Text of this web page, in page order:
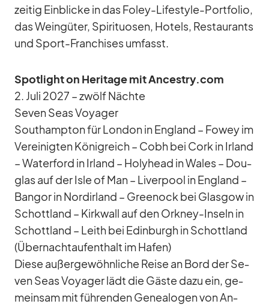
zei­tig Ein­bli­cke in das Fo­ley-Life­style-Port­fo­lio,
das Wein­gü­ter, Spi­ri­tuo­sen, Ho­tels, Re­stau­rants
und Sport-Fran­chi­ses um­fasst.
Spot­light on He­ri­tage mit Ancestry.com
2. Juli 2027 – zwölf Nächte
Se­ven Seas Voy­a­ger
Sout­hamp­ton für Lon­don in Eng­land – Fowey im
Ver­ei­nig­ten Kö­nig­reich – Cobh bei Cork in Ir­land
– Wa­ter­ford in Ir­land – Ho­ly­head in Wales – Dou­
glas auf der Isle of Man – Li­ver­pool in Eng­land –
Ban­gor in Nord­ir­land – Gree­nock bei Glas­gow in
Schott­land – Kirk­wall auf den Ork­ney-In­seln in
Schott­land – Leith bei Edin­burgh in Schott­land
(Über­nacht­auf­ent­halt im Ha­fen)
Diese au­ßer­ge­wöhn­li­che Reise an Bord der Se­
ven Seas Voy­a­ger lädt die Gäste dazu ein, ge­
mein­sam mit füh­ren­den Ge­nea­lo­gen von An­